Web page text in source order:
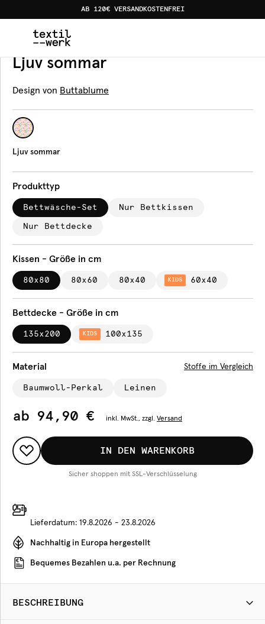
AB 120€ VERSANDKOSTENFREI
Produkte Bettwäsche Ljuv sommar
Bettwäsche
Ljuv sommar
Design von Buttablume
Ljuv sommar
Produkttyp
Bettwäsche-Set Nur Bettkissen
Nur Bettdecke
Kissen - Größe in cm
80x80 80x60 80x40 KIDS 60x40
Bettdecke - Größe in cm
135x200 KIDS 100x135
Material Stoffe im Vergleich
Baumwoll-Perkal Leinen
ab 94,90 € inkl. MwSt., zzgl. Versand
IN DEN WARENKORB
Sicher shoppen mit SSL-Verschlüsselung
Lieferdatum: 19.8.2026 - 23.8.2026
Nachhaltig in Europa hergestellt
Bequemes Bezahlen u.a. per Rechnung
BESCHREIBUNG